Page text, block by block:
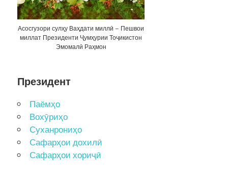
Асосгузори сулҳу Ваҳдати миллӣ – Пешвои
миллат Президенти Ҷумҳурии Тоҷикистон
Эмомалӣ Раҳмон
Президент
Паёмҳо
Вохӯриҳо
Суханрониҳо
Сафарҳои дохилӣ
Сафарҳои хориҷӣ